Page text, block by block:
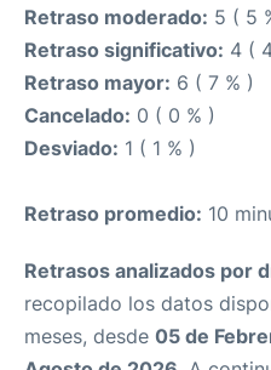
Retraso moderado: 5 ( 5
Retraso significativo: 4 (
Retraso mayor: 6 ( 7 % )
Cancelado: 0 ( 0 % )
Desviado: 1 ( 1 % )
Retraso promedio: 10
Retrasos analizados por
recopilado los datos
meses, desde 05 de